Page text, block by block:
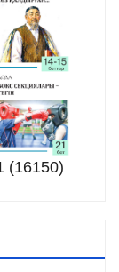
(16150)